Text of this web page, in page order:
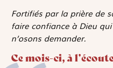
Fortifiés par la prière de
faire confiance à Dieu
n’osons demander.
Ce mois-ci, à